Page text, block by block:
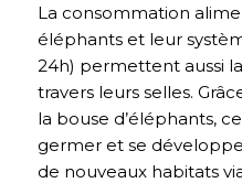
La consommation
éléphants et leur
24h) permettent aussi
travers leurs selles.
la bouse d’éléphants,
germer et se
de nouveaux habitats